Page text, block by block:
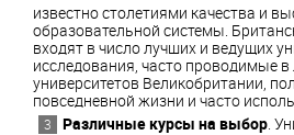
известно столетиями качества и
образовательной системы.
входят в число лучших и ведущих
исследования, часто проводимые
университетов Великобритании,
повседневной жизни и часто
Различные курсы на выбор .